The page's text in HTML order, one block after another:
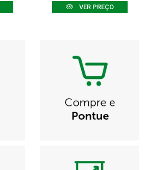
VER PREÇO